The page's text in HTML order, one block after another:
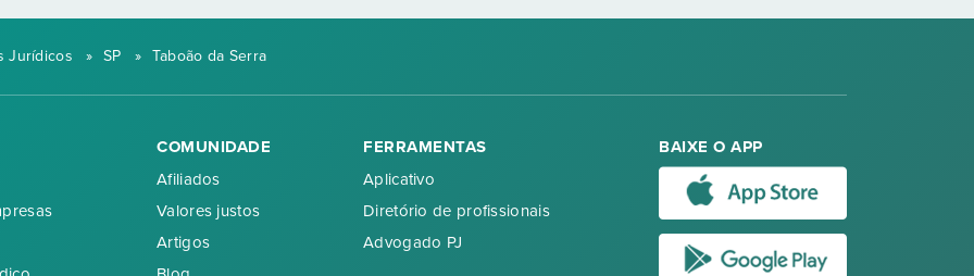
Jurídicos » SP » Taboão da Serra
COMUNIDADE
Afiliados
Valores justos
Artigos
FERRAMENTAS
Aplicativo
Diretório de profissionais
Advogado PJ
BAIXE O APP